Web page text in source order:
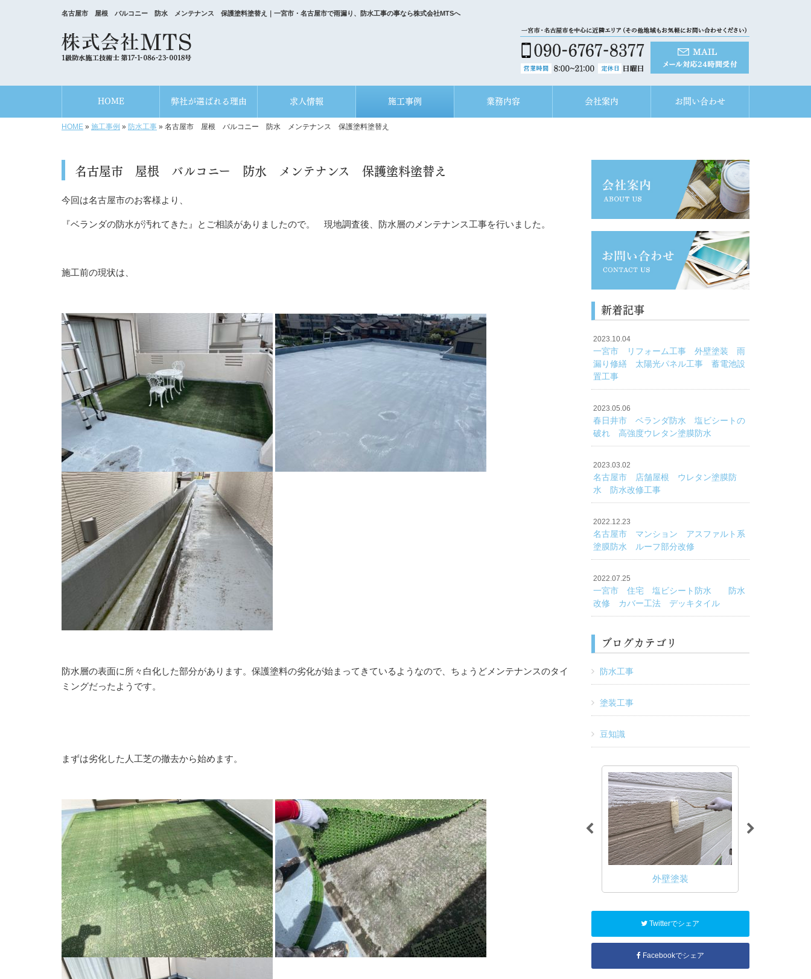
名古屋市 屋根 バルコニー 防水 メンテナンス 保護塗料塗替え｜一宮市・名古屋市で雨漏り、防水工事の事なら株式会社MTSへ
HOME 弊社が選ばれる理由 求人情報 施工事例 業務内容 会社案内 お問い合わせ
HOME » 施工事例 » 防水工事 » 名古屋市 屋根 バルコニー 防水 メンテナンス 保護塗料塗替え
名古屋市 屋根 バルコニー 防水 メンテナンス 保護塗料塗替え
今回は名古屋市のお客様より、
『ベランダの防水が汚れてきた』とご相談がありましたので。 現地調査後、防水層のメンテナンス工事を行いました。
施工前の現状は、
防水層の表面に所々白化した部分があります。保護塗料の劣化が始まってきているようなので、ちょうどメンテナンスのタイ
ミングだったようです。
まずは劣化した人工芝の撤去から始めます。
新着記事
2023.10.04
一宮市 リフォーム工事 外壁塗装 雨
漏り修繕 太陽光パネル工事 蓄電池設
置工事
2023.05.06
春日井市 ベランダ防水 塩ビシートの
破れ 高強度ウレタン塗膜防水
2023.03.02
名古屋市 店舗屋根 ウレタン塗膜防
水 防水改修工事
2022.12.23
名古屋市 マンション アスファルト系
塗膜防水 ルーフ部分改修
2022.07.25
一宮市 住宅 塩ビシート防水 防水
改修 カバー工法 デッキタイル
ブログカテゴリ
防水工事
塗装工事
豆知識
雨漏り修理 外壁補修 屋根塗装 内装塗装
Twitterでシェア
Facebookでシェア